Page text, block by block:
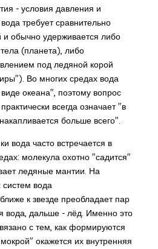
- условия давления и
требует сравнительно
и обычно удерживается либо
(планета), либо
под ледяной корой
Во многих средах вода
океана", поэтому вопрос
всегда означает "в
больше всего".
вода часто встречается в
молекула охотно "садится"
ледяные мантии. На
вода
к звезде преобладает пар
вода, дальше - лёд. Именно это
с тем, как формируются
окажется их внутренняя